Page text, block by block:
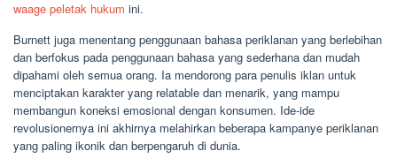
waage peletak hukum ini.
Burnett juga menentang penggunaan bahasa periklanan yang berlebihan
dan berfokus pada penggunaan bahasa yang sederhana dan mudah
dipahami oleh semua orang. Ia mendorong para penulis iklan untuk
menciptakan karakter yang relatable dan menarik, yang mampu
membangun koneksi emosional dengan konsumen. Ide-ide
revolusionernya ini akhirnya melahirkan beberapa kampanye periklanan
yang paling ikonik dan berpengaruh di dunia.